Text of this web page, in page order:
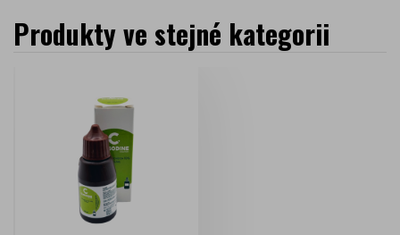
Produkty ve stejné kategorii